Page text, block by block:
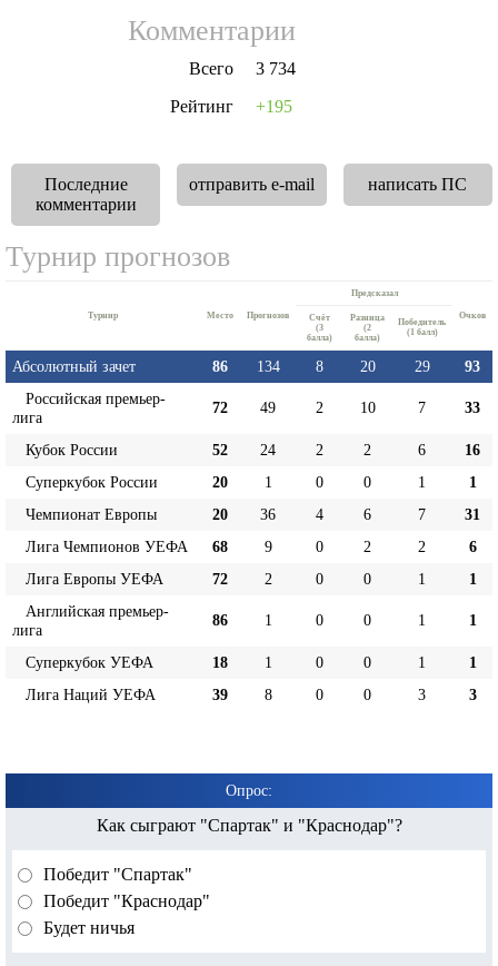
Комментарии
Всего
3 734
Рейтинг
+195
Последние
комментарии
отправить e-mail написать ПС
Турнир прогнозов
Турнир Место Прогнозов
Предсказал
Очков
Cчёт
(3
балла)
Разница
(2
балла)
Победитель
(1 балл)
Абсолютный зачет 86 134 8 20 29
93
Российская премьер-
лига
72 49 2 10 7 33
Кубок России 52 24 2 2 6
16
Суперкубок России
20 1 0 0 1
1
Чемпионат Европы
20 36 4 6 7
31
Лига Чемпионов УЕФА
68 9 0 2 2
6
Лига Европы УЕФА
72 2 0 0 1
1
Английская премьер-
лига
86 1 0 0 1 1
Суперкубок УЕФА 18 1 0 0 1
1
Лига Наций УЕФА
39 8 0 0 3 3
Опрос:
Как сыграют "Спартак" и "Краснодар"?
Победит "Спартак"
Победит "Краснодар"
Будет ничья